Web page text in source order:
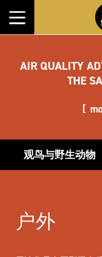
跳转至内容
AIR QUALITY
THE
观鸟与野生动物
户外